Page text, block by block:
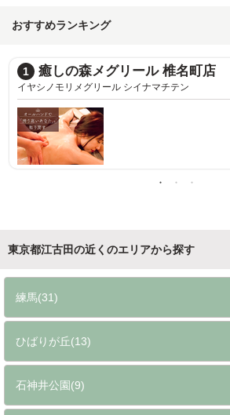
おすすめランキング
1 癒しの森メグリール 椎名町店
イヤシノモリメグリール シイナマチテン
東京都江古田の近くのエリアから探す
練馬(31)
ひばりが丘(13)
石神井公園(9)